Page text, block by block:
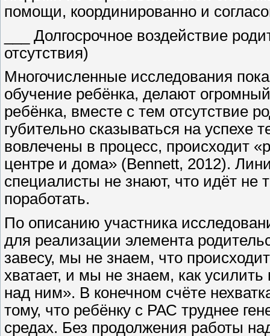
помощи, координированно и
___ Долгосрочное воздействие
отсутствия)
Многочисленные исследования
обучение ребёнка, делают
ребёнка, вместе с тем отсутствие
губительно сказываться на успехе
вовлечены в процесс, происходит
центре и дома» (Bennett, 2012).
специалисты не знают, что идёт
поработать.
По описанию участника
для реализации элемента
завесу, мы не знаем, что
хватает, и мы не знаем, как
над ним». В конечном счёте
тому, что ребёнку с РАС труднее
средах. Без продолжения работы